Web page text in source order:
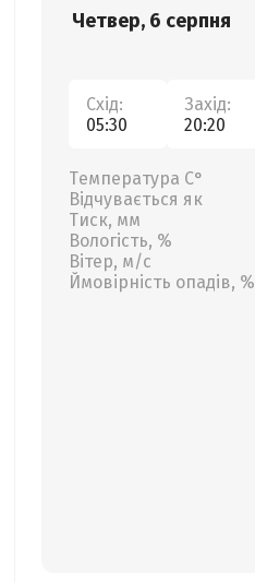
Четвер, 6 серпня
Схід:
05:30
Захід:
20:20
Температура С°
Відчувається як
Тиск, мм
Вологість, %
Вітер, м/с
Ймовірність опадів, %